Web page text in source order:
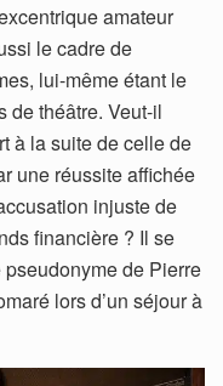
amateur
le cadre de
lui-même étant le
de théâtre. Veut-il
à la suite de celle de
une réussite affichée
injuste de
financière ? Il se
de Pierre
lors d’un séjour à